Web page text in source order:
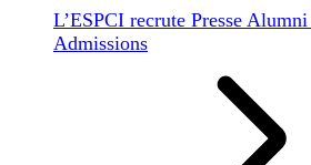
L’ESPCI recrute Presse Alumni
Admissions